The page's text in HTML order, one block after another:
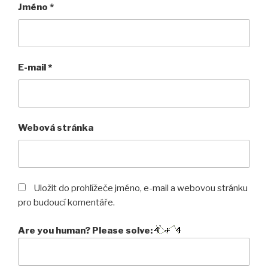
Jméno *
E-mail*
Webová stránka
Uložit do prohlížeče jméno, e-mail a webovou stránku
pro budoucí komentáře.
Are you human? Please solve: